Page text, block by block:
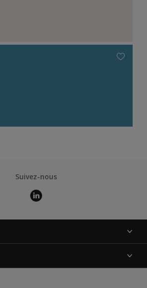
Suivez-nous